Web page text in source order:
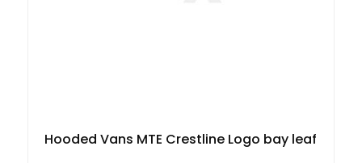
Hooded Vans MTE Crestline Logo bay leaf